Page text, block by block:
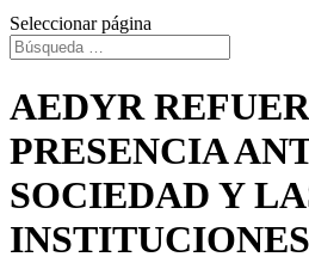
Seleccionar página
AEDYR
PRESENCIA
SOCIEDAD Y
INSTITUCIONES